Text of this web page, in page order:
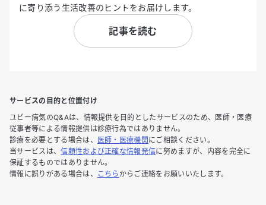
に寄り添う生活改善のヒントをお届けします。
記事を読む
サービスの目的と位置付け
ユビー病気のQ&Aは、情報提供を目的としたサービスのため、医師・医療
従事者等による情報提供は診療行為ではありません。
診療を必要とする場合は、
医師・医療機関 にご相談ください。
当サービスは、信頼性および正確な情報発信に努めますが、内容を完全に
保証するものではありません。
情報に誤りがある場合は、
こちら からご連絡をお願いいたします。